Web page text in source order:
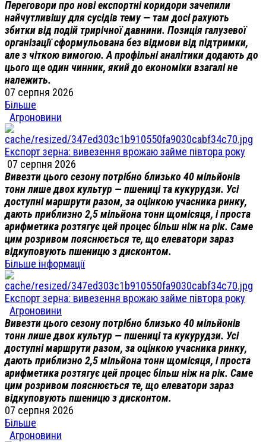
Переговори про нові експортні коридори зачепили
найчутливішу для сусідів тему — там досі рахують
збитки від подій трирічної давнини. Позиція галузевої
організації сформульована без відмови від підтримки,
але з чіткою вимогою. А профільні аналітики додають до
цього ще один чинник, який до економіки взагалі не
належить.
07 серпня 2026
Більше
Агроновини
Експорт зерна: вивезення врожаю займе півтора року
07 серпня 2026
Вивезти цього сезону потрібно близько 40 мільйонів
тонн лише двох культур — пшениці та кукурудзи. Усі
доступні маршрути разом, за оцінкою учасника ринку,
дають приблизно 2,5 мільйона тонн щомісяця, і проста
арифметика розтягує цей процес більш ніж на рік. Саме
цим розривом пояснюється те, що елеватори зараз
відкуповують пшеницю з дисконтом.
Більше інформації
Експорт зерна: вивезення врожаю займе півтора року
Агроновини
Вивезти цього сезону потрібно близько 40 мільйонів
тонн лише двох культур — пшениці та кукурудзи. Усі
доступні маршрути разом, за оцінкою учасника ринку,
дають приблизно 2,5 мільйона тонн щомісяця, і проста
арифметика розтягує цей процес більш ніж на рік. Саме
цим розривом пояснюється те, що елеватори зараз
відкуповують пшеницю з дисконтом.
07 серпня 2026
Більше
Агроновини